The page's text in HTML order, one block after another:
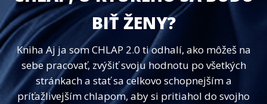
BIŤ ŽENY?
Kniha Aj ja som CHLAP 2.0 ti odhalí, ako môžeš na
sebe pracovať, zvýšiť svoju hodnotu po všetkých
stránkach a stať sa celkovo schopnejším a
príťažlivejším chlapom, aby si pritiahol do svojho